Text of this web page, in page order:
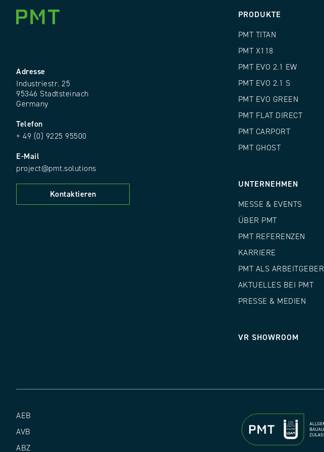
Adresse
Industriestr. 25
95346 Stadtsteinach
Germany
Telefon
+ 49 (0) 9225 95500
E-Mail
project@pmt.solutions
Kontaktieren
PRODUKTE
PMT TITAN
PMT X118
PMT EVO 2.1 EW
PMT EVO 2.1 S
PMT EVO GREEN
PMT FLAT DIRECT
PMT CARPORT
PMT GHOST
UNTERNEHMEN
MESSE & EVENTS
ÜBER PMT
PMT REFERENZEN
KARRIERE
PMT ALS ARBEITGEBER
AKTUELLES BEI PMT
PRESSE & MEDIEN
VR SHOWROOM
AEB
AVB
ABZ